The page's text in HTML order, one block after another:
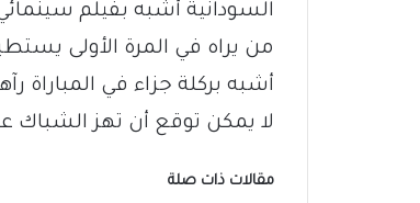
السودانية أشبه بفيلم
من يراه في المرة الأولى
أشبه بركلة جزاء في المباراة
لا يمكن توقع أن تهز الشباك
مقالات ذات صلة